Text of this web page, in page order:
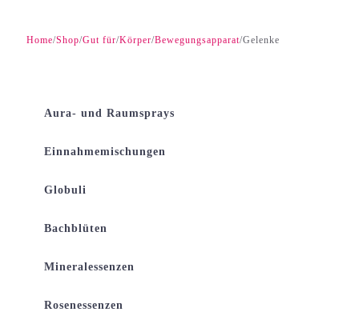
Home/Shop/Gut für/Körper/Bewegungsapparat/Gelenke
Aura- und Raumsprays
Einnahmemischungen
Globuli
Bachblüten
Mineralessenzen
Rosenessenzen